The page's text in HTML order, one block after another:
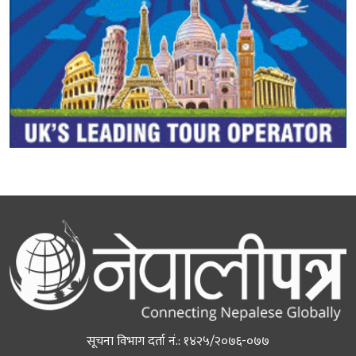
सूचना विभाग दर्ता नं.: १४२५/२०७६-०७७